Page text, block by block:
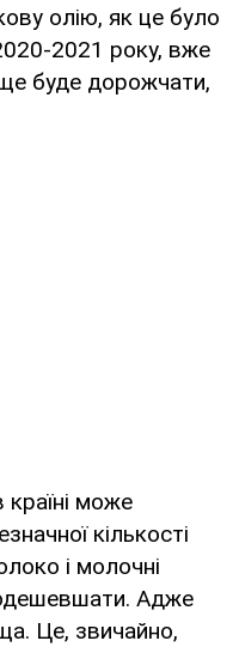
олію, як це було
2021 року, вже
буде дорожчати,
може
кількості
і молочні
Адже
Це, звичайно,